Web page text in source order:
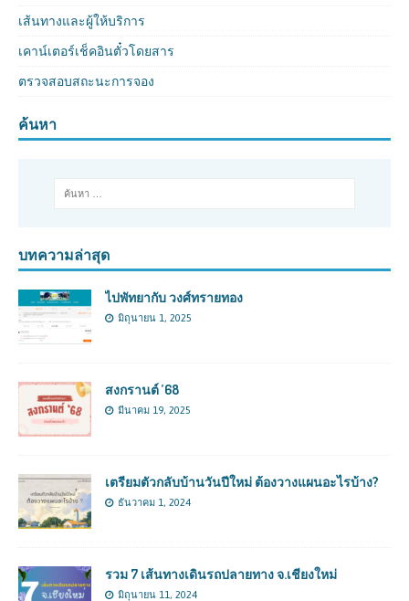
เส้นทางและผู้ให้บริการ
เคาน์เตอร์เช็คอินตั๋วโดยสาร
ตรวจสอบสถะนะการจอง
ค้นหา
บทความล่าสุด
ไปพัทยากับ วงศ์ทรายทอง
มิถุนายน 1, 2025
สงกรานต์ ’68
มีนาคม 19, 2025
เตรียมตัวกลับบ้านวันปีใหม่ ต้องวางแผนอะไรบ้าง?
ธันวาคม 1, 2024
รวม 7 เส้นทางเดินรถปลายทาง จ.เชียงใหม่
มิถุนายน 11, 2024